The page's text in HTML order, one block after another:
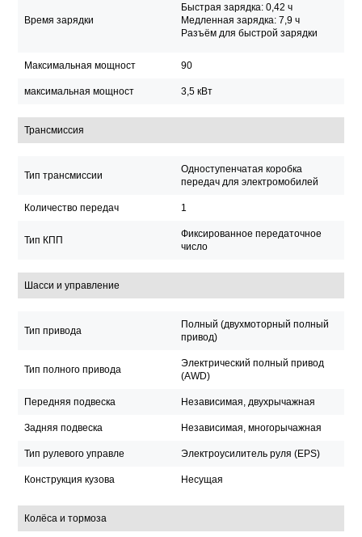
Время зарядки
Быстрая зарядка: 0,42 ч
Медленная зарядка: 7,9 ч
Разъём для быстрой зарядки
Максимальная мощност 90
максимальная мощност 3,5 кВт
Трансмиссия
Тип трансмиссии
Одноступенчатая коробка
передач для электромобилей
Количество передач 1
Тип КПП
Фиксированное передаточное
число
Шасси и управление
Тип привода
Полный (двухмоторный полный
привод)
Тип полного привода
Электрический полный привод
(AWD)
Передняя подвеска Независимая, двухрычажная
Задняя подвеска Независимая, многорычажная
Тип рулевого управле Электроусилитель руля (EPS)
Конструкция кузова Несущая
Колёса и тормоза